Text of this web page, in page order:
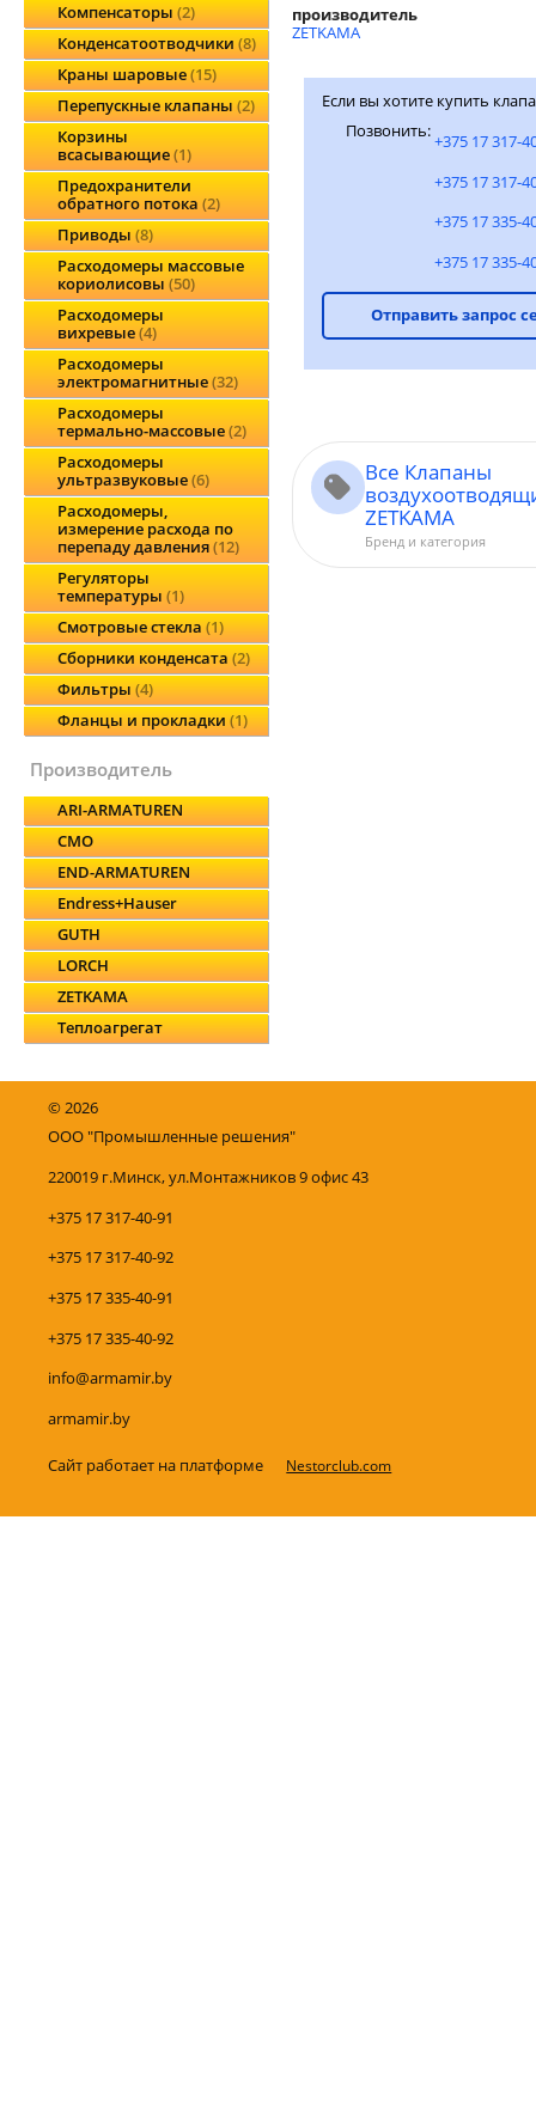
Компенсаторы 2
Конденсатоотводчики 8
Краны шаровые 15
Перепускные клапаны 2
Корзины
всасывающие 1
Предохранители
обратного потока 2
Приводы 8
Расходомеры массовые
кориолисовы 50
Расходомеры
вихревые 4
Расходомеры
электромагнитные 32
Расходомеры
термально-массовые 2
Расходомеры
ультразвуковые 6
Расходомеры,
измерение расхода по
перепаду давления 12
Регуляторы
температуры 1
Смотровые стекла 1
Сборники конденсата 2
Фильтры 4
Фланцы и прокладки 1
производитель
ARI-ARMATUREN
CMO
END-ARMATUREN
Endress+Hauser
GUTH
LORCH
ZETKAMA
Теплоагрегат
производитель
ZETKAMA
Если вы хотите купить
Позвонить:
+375 17 317-
+375 17 317-
+375 17 335-
+375 17 335-
Отправить запрос
Все Клапаны
ZETKAMA
Бренд и категория
©2026
ООО "Промышленные решения"
220019 г.Минск, ул.Монтажников 9 офис 43
+375 17 317-40-91
+375 17 317-40-92
+375 17 335-40-91
+375 17 335-40-92
info@armamir.by
armamir.by
Сайт работает на платформе Nestorclub.com